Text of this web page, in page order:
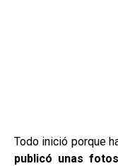
Todo inició porque
publicó unas